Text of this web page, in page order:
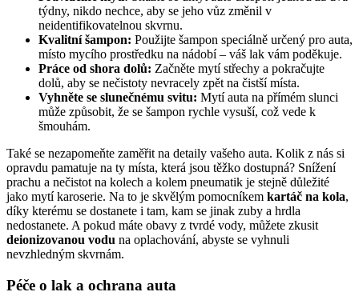
týdny, nikdo nechce, aby se jeho vůz změnil v
neidentifikovatelnou skvrnu.
Kvalitní šampon: Použijte šampon speciálně určený pro auta,
místo mycího prostředku na nádobí – váš lak vám poděkuje.
Práce od shora dolů: Začněte mytí střechy a pokračujte
dolů, aby se nečistoty nevracely zpět na čistší místa.
Vyhněte se slunečnému svitu: Mytí auta na přímém slunci
může způsobit, že se šampon rychle vysuší, což vede k
šmouhám.
Také se nezapomeňte zaměřit na detaily vašeho auta. Kolik z nás si
opravdu pamatuje na ty místa, která jsou těžko dostupná? Snížení
prachu a nečistot na kolech a kolem pneumatik je stejně důležité
jako mytí karoserie. Na to je skvělým pomocníkem kartáč na kola,
díky kterému se dostanete i tam, kam se jinak zuby a hrdla
nedostanete. A pokud máte obavy z tvrdé vody, můžete zkusit
deionizovanou vodu na oplachování, abyste se vyhnuli
nevzhledným skvrnám.
Péče o lak a ochrana auta